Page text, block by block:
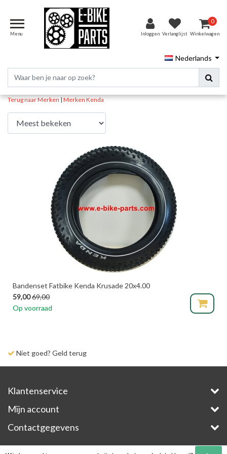
Menu Inloggen Verlanglijst
0
Winkelwagen
Nederlands
Terug naar Merken|MerkenKenda
Bandenset Fatbike Kenda Krusade 20x4.00
59,0069,00
Op voorraad
Niet goed? Geld terug
Klantenservice
Mijn account
Contactgegevens
InStijl Media